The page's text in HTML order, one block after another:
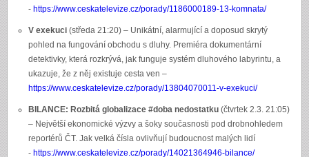
- https://www.ceskatelevize.cz/porady/1186000189-13-komnata/
V exekuci (středa 21:20) – Unikátní, alarmující a doposud skrytý
pohled na fungování obchodu s dluhy. Premiéra dokumentární
detektivky, která rozkrývá, jak funguje systém dluhového labyrintu, a
ukazuje, že z něj existuje cesta ven –
https://www.ceskatelevize.cz/porady/13804070011-v-exekuci/
BILANCE: Rozbitá globalizace #doba nedostatku (čtvrtek 2.3. 21:05)
– Největší ekonomické výzvy a šoky současnosti pod drobnohledem
reportérů ČT. Jak velká čísla ovlivňují budoucnost malých lidí
- https://www.ceskatelevize.cz/porady/14021364946-bilance/